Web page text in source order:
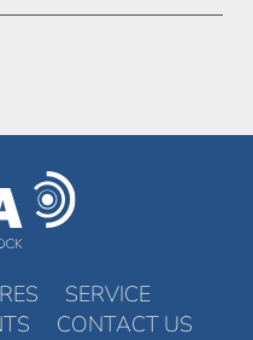
SERVICE
CONTACT US